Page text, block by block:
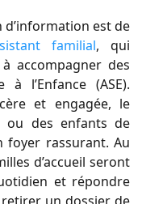
d’information est de
familial, qui
accompagner des
l’Enfance (ASE).
et engagée, le
ou des enfants de
foyer rassurant. Au
d’accueil seront
et répondre
un dossier de